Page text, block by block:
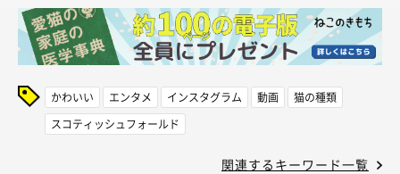
かわいい エンタメ インスタグラム 動画
猫の種類
スコティッシュフォールド
関連するキーワード一覧